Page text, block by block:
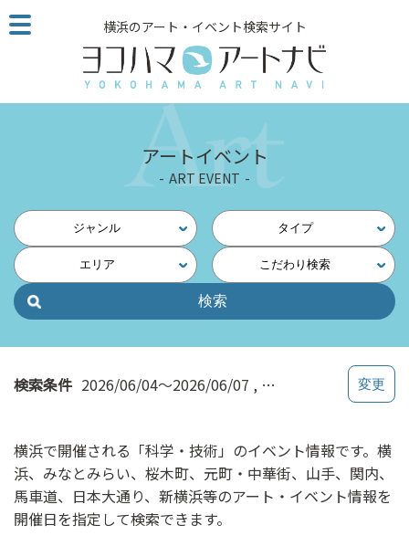
こ
の
ジ
読
他
ペ
の
ク
横浜のアート・イベント検索サイト
アートイベント
ART EVENT
ジャンル タイプ
エリア こだわり検索
検索条件 2026/06/04～2026/06/07 科学・技術
横浜で開催される「科学・技術」のイベント情報です。横
浜、みなとみらい、桜木町、元町・中華街、山手、関内、
馬車道、日本大通り、新横浜等のアート・イベント情報を
開催日を指定して検索できます。